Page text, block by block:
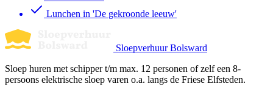
Lunchen in 'De gekroonde leeuw'
Sloepverhuur Bolsward
Sloep huren met schipper t/m max. 12 personen of zelf een 8-
persoons elektrische sloep varen o.a. langs de Friese Elfsteden.